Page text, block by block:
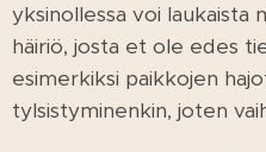
yksinollessa voi laukaista
häiriö, josta et ole edes
esimerkiksi paikkojen
tylsistyminenkin, joten